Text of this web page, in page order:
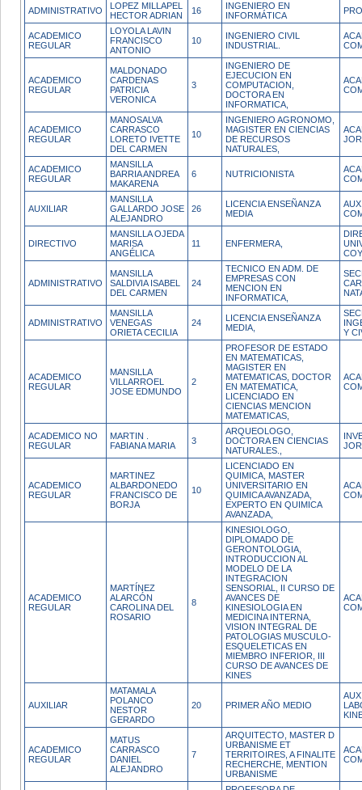
ADMINISTRATIVO
LOPEZ MILLAPEL
HECTOR ADRIAN
16
INGENIERO EN
INFORMÁTICA
ACADEMICO
REGULAR
LOYOLA LAVIN
FRANCISCO
ANTONIO
10
INGENIERO CIVIL
INDUSTRIAL.
ACADEMICO
REGULAR
MALDONADO
CARDENAS
PATRICIA
VERONICA
3
INGENIERO DE
EJECUCION EN
COMPUTACION,
DOCTORA EN
INFORMATICA,
ACADEMICO
REGULAR
MANOSALVA
CARRASCO
LORETO IVETTE
DEL CARMEN
10
INGENIERO AGRONOMO,
MAGISTER EN CIENCIAS
DE RECURSOS
NATURALES,
ACADEMICO
REGULAR
MANSILLA
BARRIA ANDREA
MAKARENA
6 NUTRICIONISTA
AUXILIAR
MANSILLA
GALLARDO JOSE
ALEJANDRO
26
LICENCIA ENSEÑANZA
MEDIA
DIRECTIVO
MANSILLA OJEDA
MARISA
ANGÉLICA
11 ENFERMERA,
ADMINISTRATIVO
MANSILLA
SALDIVIA ISABEL
DEL CARMEN
24
TECNICO EN ADM. DE
EMPRESAS CON
MENCION EN
INFORMATICA,
ADMINISTRATIVO
MANSILLA
VENEGAS
ORIETA CECILIA
24
LICENCIA ENSEÑANZA
MEDIA,
Y
ACADEMICO
REGULAR
MANSILLA
VILLARROEL
JOSE EDMUNDO
2
PROFESOR DE ESTADO
EN MATEMATICAS,
MAGISTER EN
MATEMATICAS, DOCTOR
EN MATEMATICA,
LICENCIADO EN
CIENCIAS MENCION
MATEMATICAS,
ACADEMICO NO
REGULAR
MARTIN .
FABIANA MARIA
3
ARQUEOLOGO,
DOCTORA EN CIENCIAS
NATURALES.,
ACADEMICO
REGULAR
MARTINEZ
ALBARDONEDO
FRANCISCO DE
BORJA
10
LICENCIADO EN
QUIMICA, MASTER
UNIVERSITARIO EN
QUIMICA AVANZADA,
EXPERTO EN QUIMICA
AVANZADA,
ACADEMICO
REGULAR
MARTÍNEZ
ALARCÓN
CAROLINA DEL
ROSARIO
8
KINESIOLOGO,
DIPLOMADO DE
GERONTOLOGIA,
INTRODUCCION AL
MODELO DE LA
INTEGRACION
SENSORIAL, II CURSO DE
AVANCES DE
KINESIOLOGIA EN
MEDICINA INTERNA,
VISION INTEGRAL DE
PATOLOGIAS MUSCULO-
ESQUELETICAS EN
MIEMBRO INFERIOR, III
CURSO DE AVANCES DE
KINES
AUXILIAR
MATAMALA
POLANCO
NESTOR
GERARDO
20 PRIMER AÑO MEDIO
ACADEMICO
REGULAR
MATUS
CARRASCO
DANIEL
ALEJANDRO
7
ARQUITECTO, MASTER D
URBANISME ET
TERRITOIRES, A FINALITE
RECHERCHE, MENTION
URBANISME